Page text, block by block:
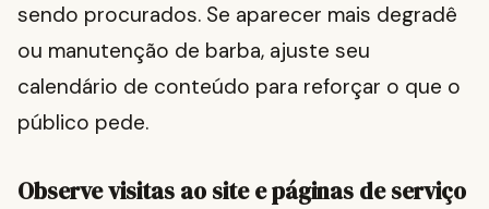
sendo procurados. Se aparecer mais degradê
ou manutenção de barba, ajuste seu
calendário de conteúdo para reforçar o que o
público pede.
Observe visitas ao site e páginas de serviço